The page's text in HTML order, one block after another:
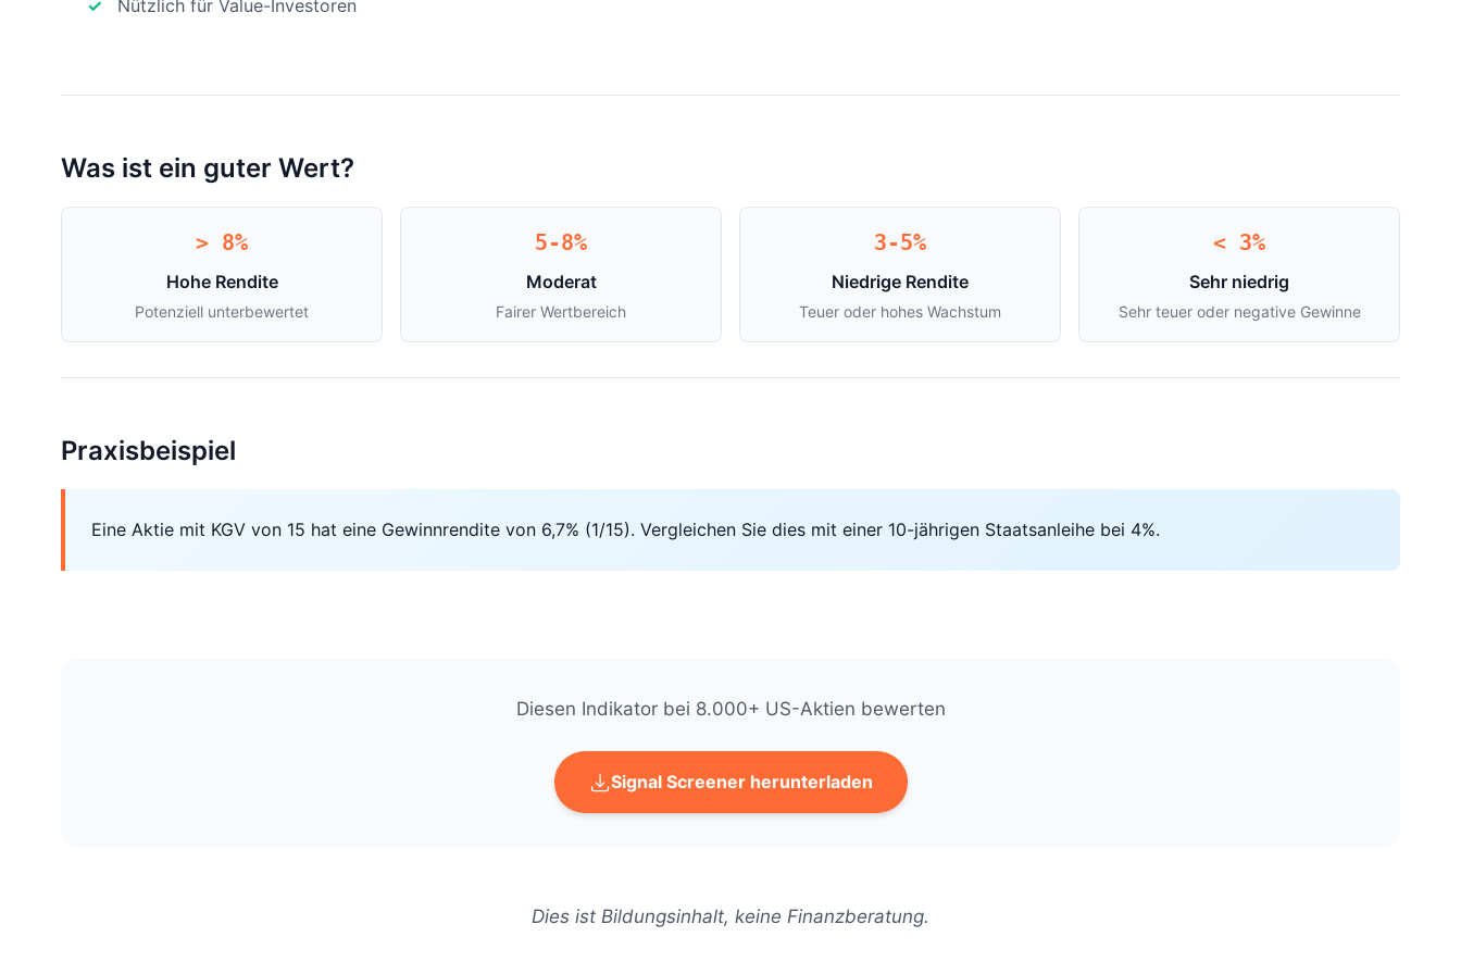
Nützlich für Value-Investoren
Was ist ein guter Wert?
> 8%
Hohe Rendite
Potenziell unterbewertet
5-8%
Moderat
Fairer Wertbereich
3-5%
Niedrige Rendite
Teuer oder hohes Wachstum
< 3%
Sehr niedrig
Sehr teuer oder negative Gewinne
Praxisbeispiel
Eine Aktie mit KGV von 15 hat eine Gewinnrendite von 6,7% (1/15). Vergleichen Sie dies mit einer 10-jährigen Staatsanleihe bei 4%.
Diesen Indikator bei 8.000+ US-Aktien bewerten
Signal Screener herunterladen
Dies ist Bildungsinhalt, keine Finanzberatung.